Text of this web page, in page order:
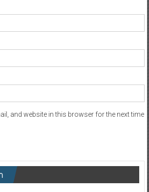
and website in this browser for the next time